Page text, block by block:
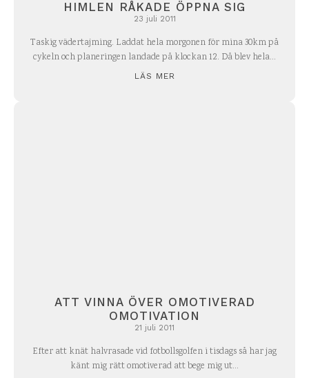
HIMLEN RÅKADE ÖPPNA SIG
23 juli 2011
Taskig vädertajming. Laddat hela morgonen för mina 30km på
cykeln och planeringen landade på klockan 12. Då blev hela...
LÄS MER
ATT VINNA ÖVER OMOTIVERAD
OMOTIVATION
21 juli 2011
Efter att knät halvrasade vid fotbollsgolfen i tisdags så har jag
känt mig rätt omotiverad att bege mig ut...